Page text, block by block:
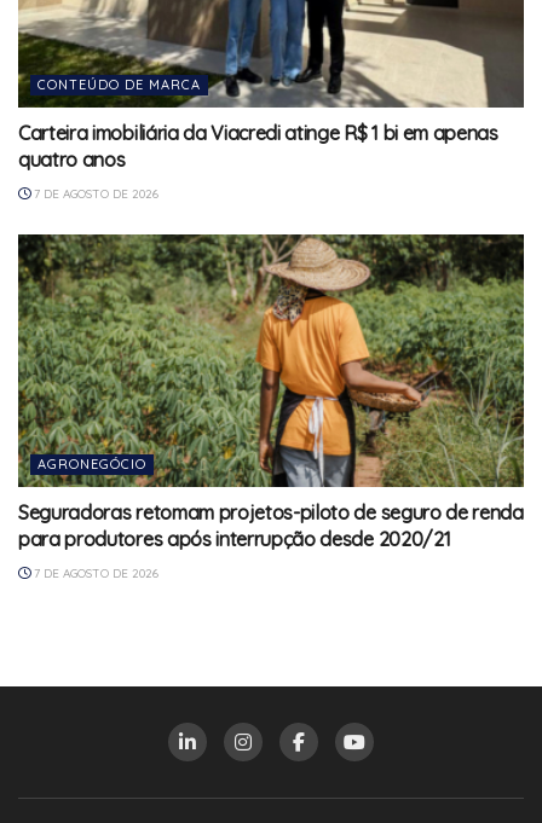
CONTEÚDO DE MARCA
Carteira imobiliária da Viacredi atinge R$ 1 bi em apenas
quatro anos
7 DE AGOSTO DE 2026
AGRONEGÓCIO
Seguradoras retomam projetos-piloto de seguro de renda
para produtores após interrupção desde 2020/21
7 DE AGOSTO DE 2026